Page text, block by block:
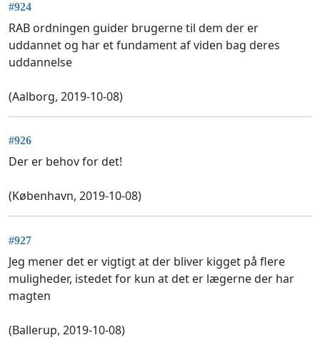
#924
RAB ordningen guider brugerne til dem der er
uddannet og har et fundament af viden bag deres
uddannelse
(Aalborg, 2019-10-08)
#926
Der er behov for det!
(København, 2019-10-08)
#927
Jeg mener det er vigtigt at der bliver kigget på flere
muligheder, istedet for kun at det er lægerne der har
magten
(Ballerup, 2019-10-08)